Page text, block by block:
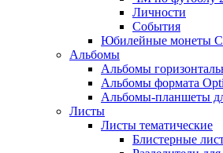
Личности
События
Юбилейные монеты
Альбомы
Альбомы
Альбомы формата
Альбомы-планшеты
Листы
Листы тематические
Блистерные